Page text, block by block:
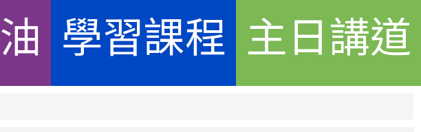
學習課程 主日講道